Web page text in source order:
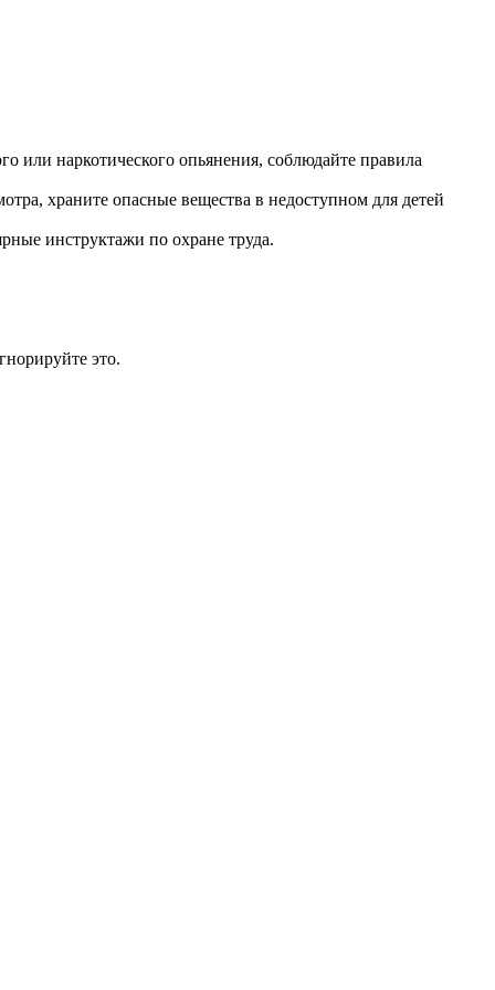
или наркотического опьянения, соблюдайте правила
храните опасные вещества в недоступном для детей
инструктажи по охране труда.
это.